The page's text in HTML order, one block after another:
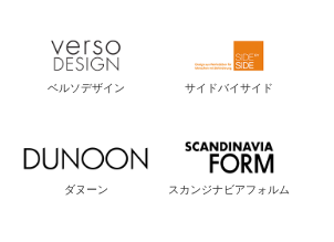
ベルソデザイン サイドバイサイド
ダヌーン スカンジナビアフォルム